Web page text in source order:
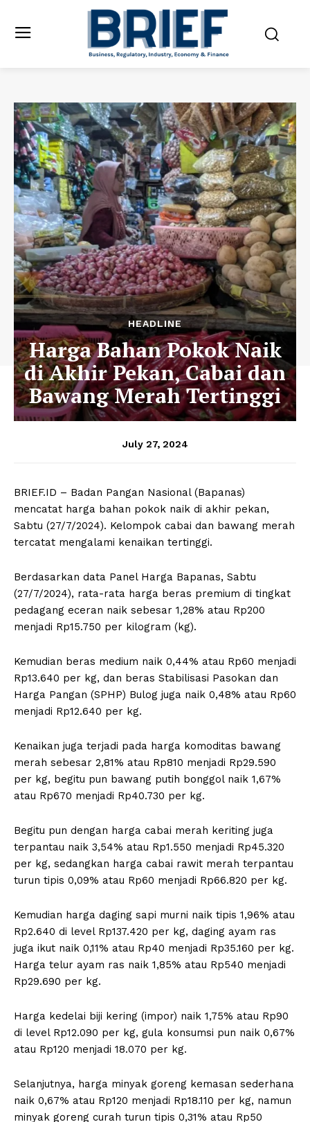
HEADLINE
Harga Bahan Pokok Naik
di Akhir Pekan, Cabai dan
Bawang Merah Tertinggi
July 27, 2024
BRIEF.ID – Badan Pangan Nasional (Bapanas)
mencatat harga bahan pokok naik di akhir pekan,
Sabtu (27/7/2024). Kelompok cabai dan bawang merah
tercatat mengalami kenaikan tertinggi.
Berdasarkan data Panel Harga Bapanas, Sabtu
(27/7/2024), rata-rata harga beras premium di tingkat
pedagang eceran naik sebesar 1,28% atau Rp200
menjadi Rp15.750 per kilogram (kg).
Kemudian beras medium naik 0,44% atau Rp60 menjadi
Rp13.640 per kg, dan beras Stabilisasi Pasokan dan
Harga Pangan (SPHP) Bulog juga naik 0,48% atau Rp60
menjadi Rp12.640 per kg.
Kenaikan juga terjadi pada harga komoditas bawang
merah sebesar 2,81% atau Rp810 menjadi Rp29.590
per kg, begitu pun bawang putih bonggol naik 1,67%
atau Rp670 menjadi Rp40.730 per kg.
Begitu pun dengan harga cabai merah keriting juga
terpantau naik 3,54% atau Rp1.550 menjadi Rp45.320
per kg, sedangkan harga cabai rawit merah terpantau
turun tipis 0,09% atau Rp60 menjadi Rp66.820 per kg.
Kemudian harga daging sapi murni naik tipis 1,96% atau
Rp2.640 di level Rp137.420 per kg, daging ayam ras
juga ikut naik 0,11% atau Rp40 menjadi Rp35.160 per kg.
Harga telur ayam ras naik 1,85% atau Rp540 menjadi
Rp29.690 per kg.
Harga kedelai biji kering (impor) naik 1,75% atau Rp90
di level Rp12.090 per kg, gula konsumsi pun naik 0,67%
atau Rp120 menjadi 18.070 per kg.
Selanjutnya, harga minyak goreng kemasan sederhana
naik 0,67% atau Rp120 menjadi Rp18.110 per kg, namun
minyak goreng curah turun tipis 0,31% atau Rp50